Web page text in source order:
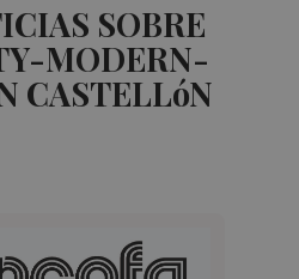
SOBRE
MODERN-
CASTELLóN